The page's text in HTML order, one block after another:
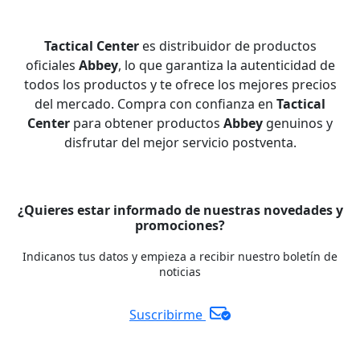
Tactical Centeres distribuidor de productos
oficiales Abbey, lo que garantiza la autenticidad de
todos los productos y te ofrece los mejores precios
del mercado. Compra con confianza en Tactical
Center para obtener productos Abbey genuinos y
disfrutar del mejor servicio postventa.
¿Quieres estar informado de nuestras novedades y
promociones?
Indicanos tus datos y empieza a recibir nuestro boletín de
noticias
Suscribirme